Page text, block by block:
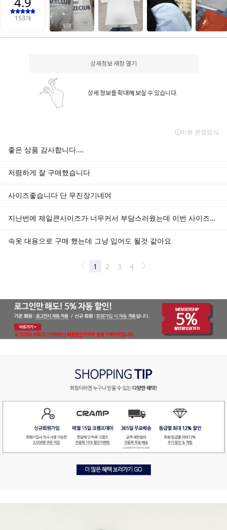
상세정보 새창 열기
상세 정보를 확대해 보실 수 있습니다.